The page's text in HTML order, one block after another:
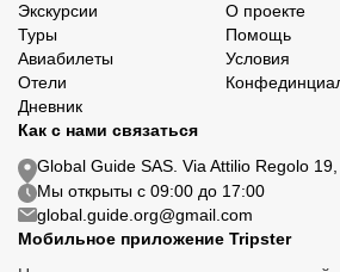
Экскурсии
Туры
Авиабилеты
Отели
Дневник
О проекте
Помощь
Условия
Как с нами связаться
Global Guide SAS. Via Attilio Regolo
Мы открыты с 09:00 до 17:00
global.guide.org@gmail.com
Мобильное приложение Tripster